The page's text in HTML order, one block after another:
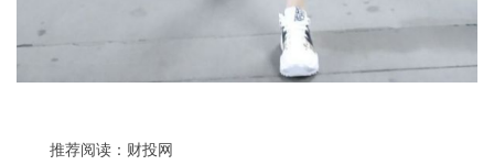
推荐阅读： 财投网